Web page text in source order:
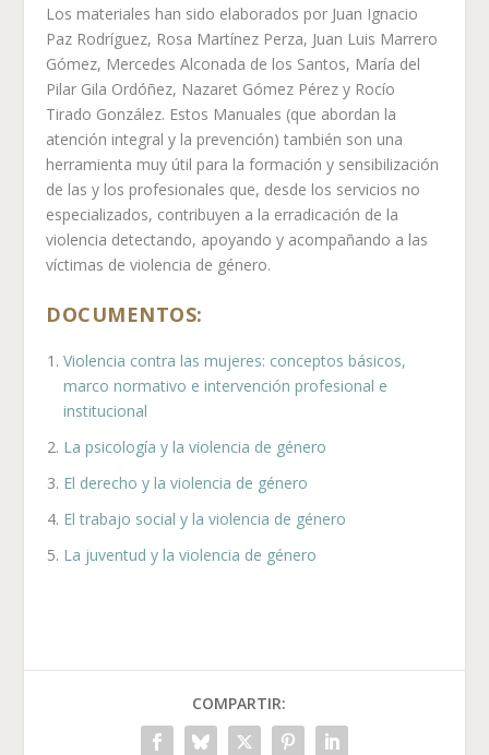
Los materiales han sido elaborados por Juan Ignacio
Paz Rodríguez, Rosa Martínez Perza, Juan Luis Marrero
Gómez, Mercedes Alconada de los Santos, María del
Pilar Gila Ordóñez, Nazaret Gómez Pérez y Rocío
Tirado González. Estos Manuales (que abordan la
atención integral y la prevención) también son una
herramienta muy útil para la formación y sensibilización
de las y los profesionales que, desde los servicios no
especializados, contribuyen a la erradicación de la
violencia detectando, apoyando y acompañando a las
víctimas de violencia de género.
DOCUMENTOS:
Violencia contra las mujeres: conceptos básicos,
marco normativo e intervención profesional e
institucional
La psicología y la violencia de género
El derecho y la violencia de género
El trabajo social y la violencia de género
La juventud y la violencia de género
COMPARTIR: